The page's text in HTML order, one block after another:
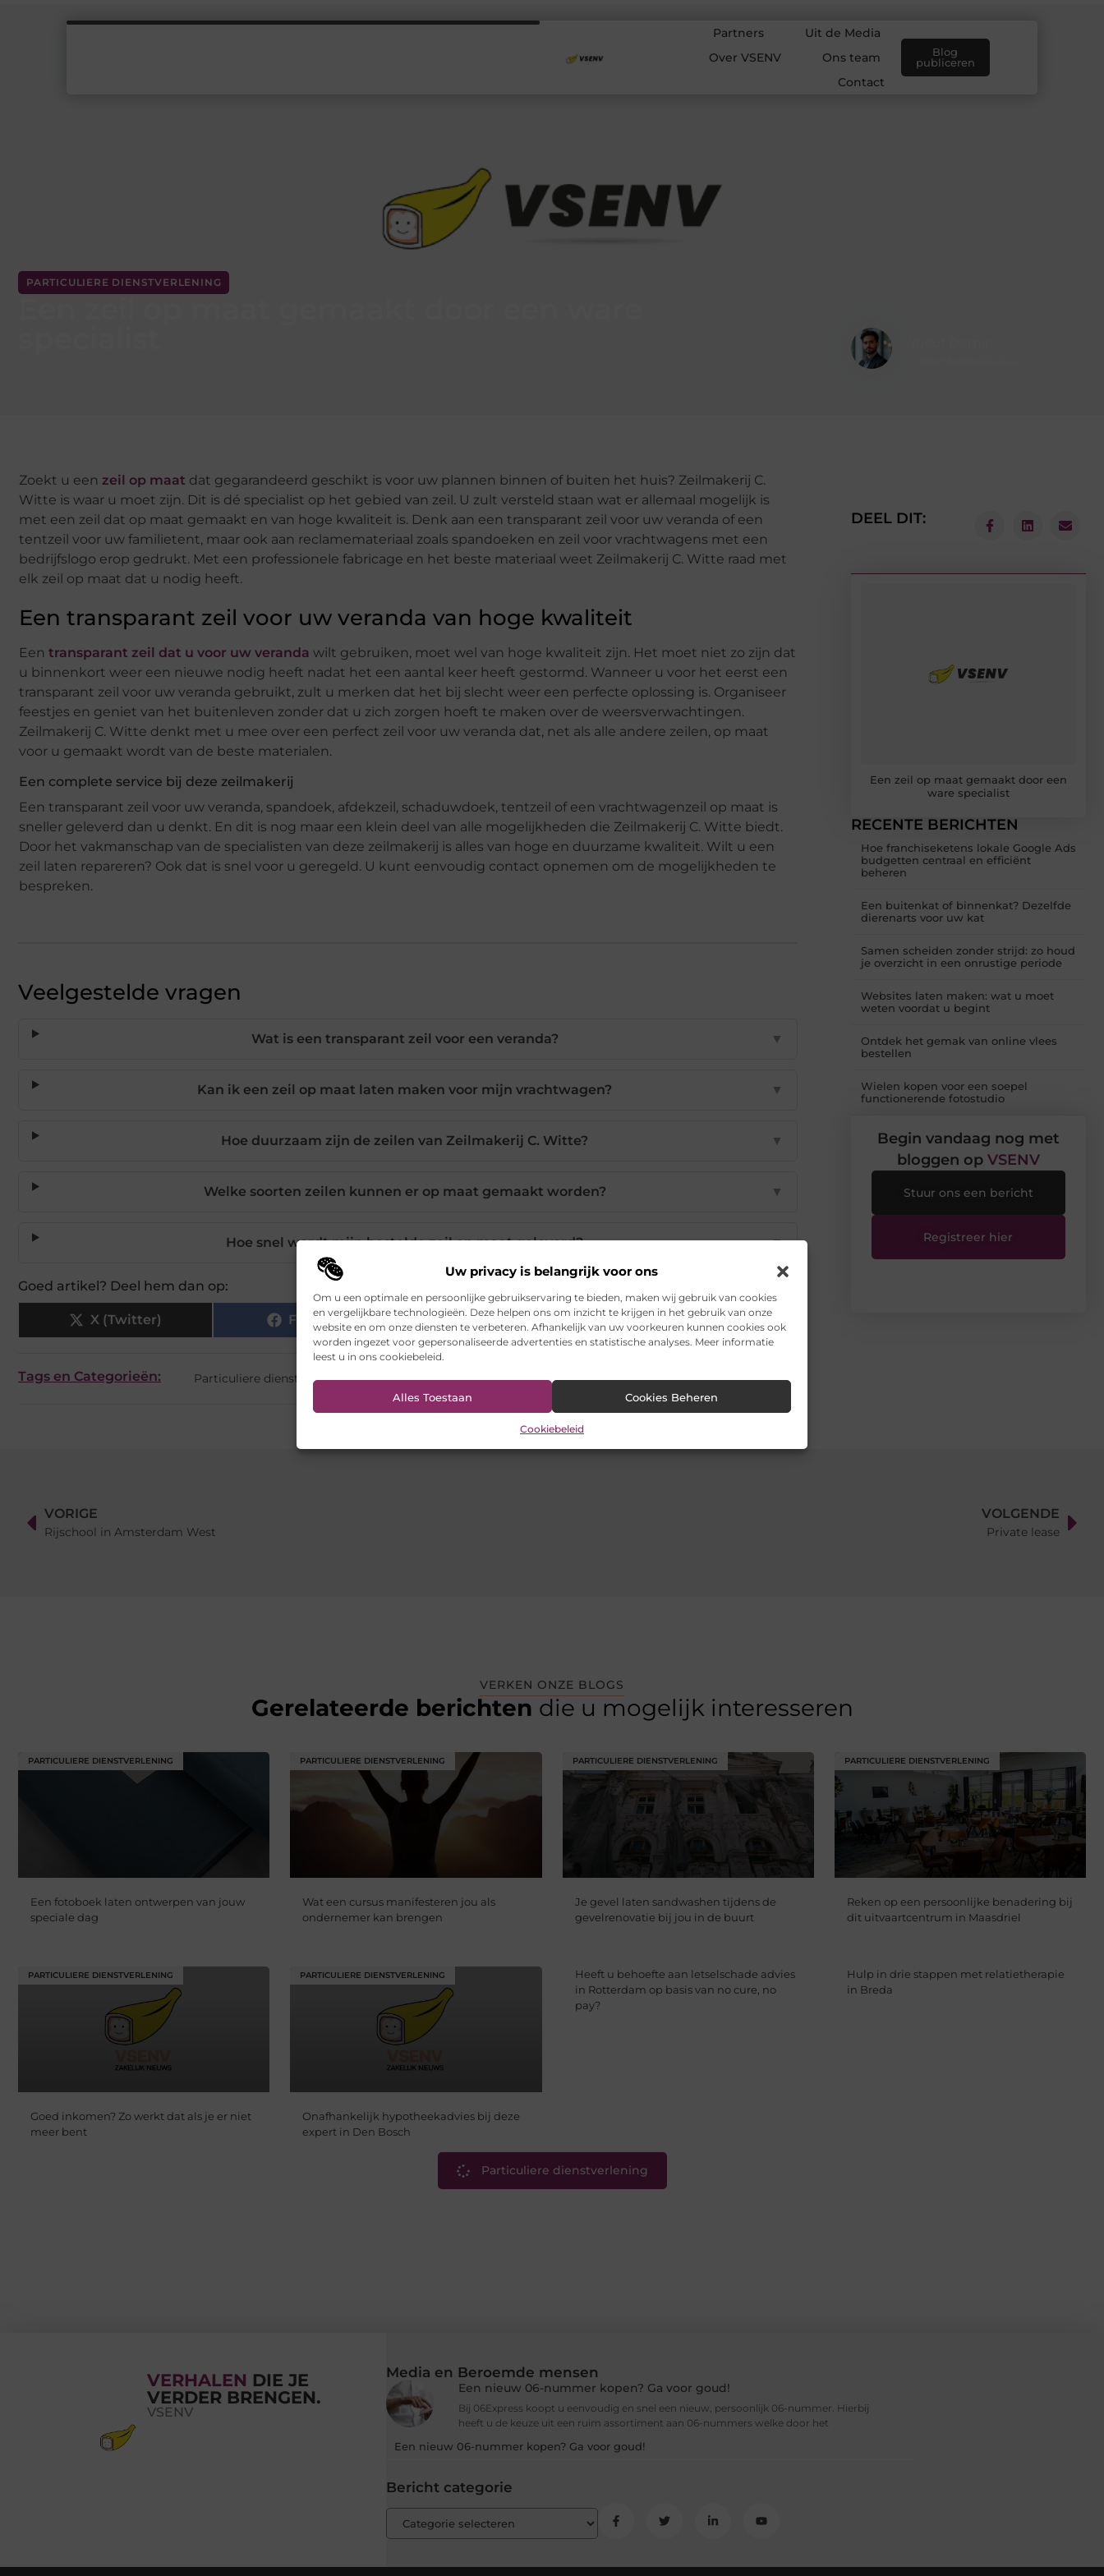
Uw privacy is belangrijk voor ons
Om u een optimale en persoonlijke gebruikservaring te bieden, maken wij gebruik van cookies
en vergelijkbare technologieën. Deze helpen ons om inzicht te krijgen in het gebruik van onze
website en om onze diensten te verbeteren. Afhankelijk van uw voorkeuren kunnen cookies ook
worden ingezet voor gepersonaliseerde advertenties en statistische analyses. Meer informatie
leest u in ons cookiebeleid.
Alles Toestaan Cookies Beheren
Cookiebeleid
Partners
Uit de Media
Over VSENV
Ons team
Contact
Blog
publiceren
PARTICULIERE DIENSTVERLENING
Zoekt u een zeil op maat dat gegarandeerd geschikt is voor uw plannen binnen of buiten het huis? Zeilmakerij C.
Witte is waar u moet zijn. Dit is dé specialist op het gebied van zeil. U zult versteld staan wat er allemaal mogelijk is
met een zeil dat op maat gemaakt en van hoge kwaliteit is. Denk aan een transparant zeil voor uw veranda of een
tentzeil voor uw familietent, maar ook aan reclamemateriaal zoals spandoeken en zeil voor vrachtwagens met een
bedrijfslogo erop gedrukt. Met een professionele fabricage en het beste materiaal weet Zeilmakerij C. Witte raad met
elk zeil op maat dat u nodig heeft.
Een transparant zeil voor uw veranda van hoge kwaliteit
Een transparant zeil dat u voor uw veranda wilt gebruiken, moet wel van hoge kwaliteit zijn. Het moet niet zo zijn dat
u binnenkort weer een nieuwe nodig heeft nadat het een aantal keer heeft gestormd. Wanneer u voor het eerst een
transparant zeil voor uw veranda gebruikt, zult u merken dat het bij slecht weer een perfecte oplossing is. Organiseer
feestjes en geniet van het buitenleven zonder dat u zich zorgen hoeft te maken over de weersverwachtingen.
Zeilmakerij C. Witte denkt met u mee over een perfect zeil voor uw veranda dat, net als alle andere zeilen, op maat
voor u gemaakt wordt van de beste materialen.
Een complete service bij deze zeilmakerij
Een transparant zeil voor uw veranda, spandoek, afdekzeil, schaduwdoek, tentzeil of een vrachtwagenzeil op maat is
sneller geleverd dan u denkt. En dit is nog maar een klein deel van alle mogelijkheden die Zeilmakerij C. Witte biedt.
Door het vakmanschap van de specialisten van deze zeilmakerij is alles van hoge en duurzame kwaliteit. Wilt u een
zeil laten repareren? Ook dat is snel voor u geregeld. U kunt eenvoudig contact opnemen om de mogelijkheden te
bespreken.
Veelgestelde vragen
Wat is een transparant zeil voor een veranda? ▼
Kan ik een zeil op maat laten maken voor mijn vrachtwagen? ▼
Hoe duurzaam zijn de zeilen van Zeilmakerij C. Witte? ▼
Welke soorten zeilen kunnen er op maat gemaakt worden? ▼
Hoe snel wordt mijn bestelde zeil op maat geleverd? ▼
Goed artikel? Deel hem dan op:
X (Twitter) Facebook LinkedIn Email
Tags en Categorieën: Particuliere dienstverlening,Transparant zeil voor veranda,Zeil op maat
DEEL DIT:
Een zeil op maat gemaakt door een
ware specialist
RECENTE BERICHTEN
Hoe franchiseketens lokale Google Ads
budgetten centraal en efficiënt
beheren
Een buitenkat of binnenkat? Dezelfde
dierenarts voor uw kat
Samen scheiden zonder strijd: zo houd
je overzicht in een onrustige periode
Websites laten maken: wat u moet
weten voordat u begint
Ontdek het gemak van online vlees
bestellen
Wielen kopen voor een soepel
functionerende fotostudio
Begin vandaag nog met
bloggen op VSENV
Stuur ons een bericht
Registreer hier
VORIGE
Rijschool in Amsterdam West
VOLGENDE
Private lease
VERKEN ONZE BLOGS
Gerelateerde berichten die u mogelijk interesseren
PARTICULIERE DIENSTVERLENING
Een fotoboek laten ontwerpen van jouw
speciale dag
PARTICULIERE DIENSTVERLENING
Wat een cursus manifesteren jou als
ondernemer kan brengen
PARTICULIERE DIENSTVERLENING
Je gevel laten sandwashen tijdens de
gevelrenovatie bij jou in de buurt
PARTICULIERE DIENSTVERLENING
Reken op een persoonlijke benadering bij
dit uitvaartcentrum in Maasdriel
PARTICULIERE DIENSTVERLENING
Goed inkomen? Zo werkt dat als je er niet
meer bent
PARTICULIERE DIENSTVERLENING
Onafhankelijk hypotheekadvies bij deze
expert in Den Bosch
Heeft u behoefte aan letselschade advies
in Rotterdam op basis van no cure, no
pay?
Hulp in drie stappen met relatietherapie
in Breda
Particuliere dienstverlening
VERHALEN DIE JE
VERDER BRENGEN.
VSENV
Media en Beroemde mensen
Een nieuw 06-nummer kopen? Ga voor goud!
Bij 06Express koopt u eenvoudig en snel een nieuw, persoonlijk 06-nummer. Hierbij
heeft u de keuze uit een ruim assortiment aan 06-nummers welke door het
Een nieuw 06-nummer kopen? Ga voor goud!
Bericht categorie